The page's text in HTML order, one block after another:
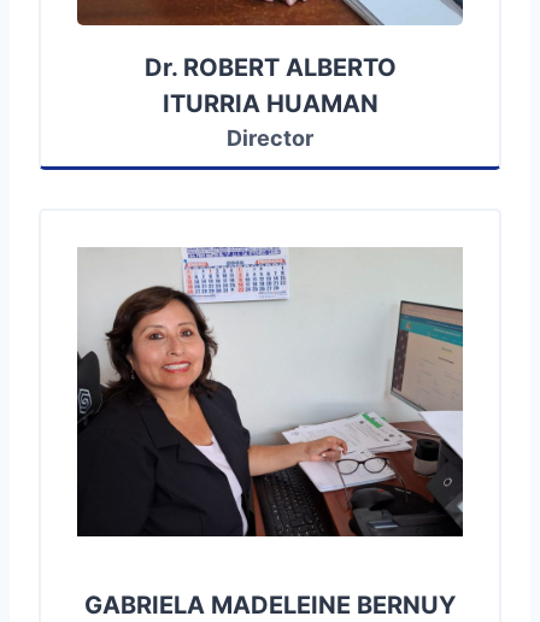
Dr. ROBERT ALBERTO
ITURRIA HUAMAN
Director
GABRIELA MADELEINE BERNUY